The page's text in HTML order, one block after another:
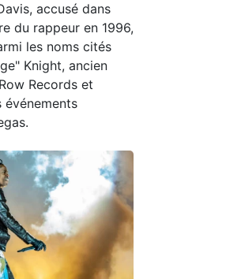
accusé dans
du rappeur en 1996,
les noms cités
Knight, ancien
Records et